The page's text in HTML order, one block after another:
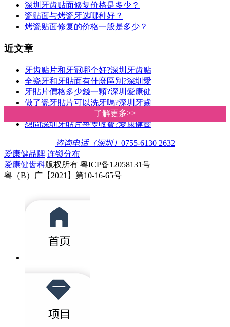
了解更多>>
了解更多>>
深圳牙齿贴面修复价格是多少？
瓷贴面与烤瓷牙选哪种好？
烤瓷贴面修复的价格一般是多少？
近文章
牙齿贴片和牙冠哪个好?深圳牙齿贴
全瓷牙和牙貼面有什麼區別?深圳愛
牙貼片價格多少錢一顆?深圳愛康健
做了瓷牙貼片可以洗牙嗎?深圳牙齒
做瓷貼面會造成牙齒敏感嗎?深圳牙
想問深圳牙貼片每隻收費?愛康健齒
咨询电话（深圳） 0755-6130 2632
爱康健品牌 连锁分布
爱康健齿科版权所有 粤ICP备12058131号
粤（B）广【2021】第10-16-65号